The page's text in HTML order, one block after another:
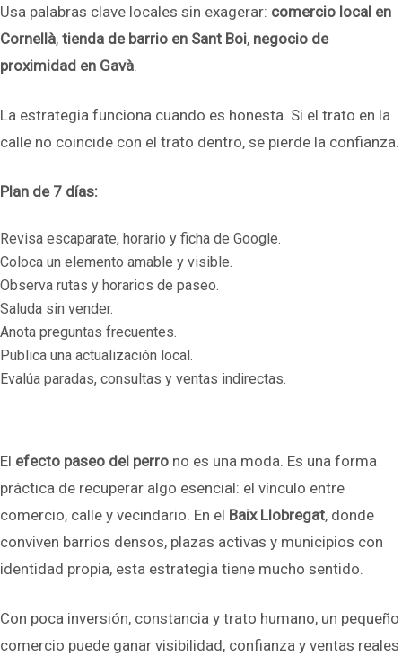
Usa palabras clave locales sin exagerar: comercio local en
Cornellà, tienda de barrio en Sant Boi, negocio de
proximidad en Gavà.
La estrategia funciona cuando es honesta. Si el trato en la
calle no coincide con el trato dentro, se pierde la confianza.
Plan de 7 días:
Revisa escaparate, horario y ficha de Google.
Coloca un elemento amable y visible.
Observa rutas y horarios de paseo.
Saluda sin vender.
Anota preguntas frecuentes.
Publica una actualización local.
Evalúa paradas, consultas y ventas indirectas.
El efecto paseo del perro no es una moda. Es una forma
práctica de recuperar algo esencial: el vínculo entre
comercio, calle y vecindario. En el Baix Llobregat, donde
conviven barrios densos, plazas activas y municipios con
identidad propia, esta estrategia tiene mucho sentido.
Con poca inversión, constancia y trato humano, un pequeño
comercio puede ganar visibilidad, confianza y ventas reales